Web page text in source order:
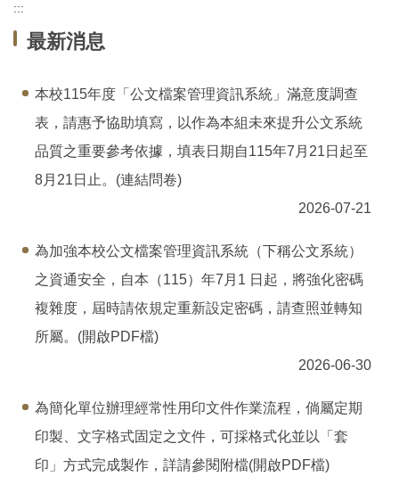
:::
最新消息
本校115年度「公文檔案管理資訊系統」滿意度調查
表，請惠予協助填寫，以作為本組未來提升公文系統
品質之重要參考依據，填表日期自115年7月21日起至
8月21日止。(連結問卷)
2026-07-21
為加強本校公文檔案管理資訊系統（下稱公文系統）
之資通安全，自本（115）年7月1 日起，將強化密碼
複雜度，屆時請依規定重新設定密碼，請查照並轉知
所屬。(開啟PDF檔)
2026-06-30
為簡化單位辦理經常性用印文件作業流程，倘屬定期
印製、文字格式固定之文件，可採格式化並以「套
印」方式完成製作，詳請參閱附檔(開啟PDF檔)